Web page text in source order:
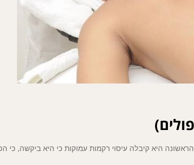
היא קיבלה עיסוי רקמות עמוקות כי היא ביקשה, כי